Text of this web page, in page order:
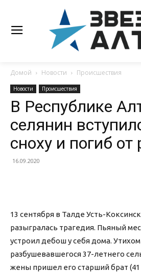
Домой Новости Происшествия
Новости Происшествия
В Республике
селянин
сноху и погиб от
16.09.2020
13 сентября в Талде Усть-
разыгралась трагедия. Пьяный
устроил дебош у себя дома.
разбушевавшегося 37-летнего
жены пришел его старший брат (41